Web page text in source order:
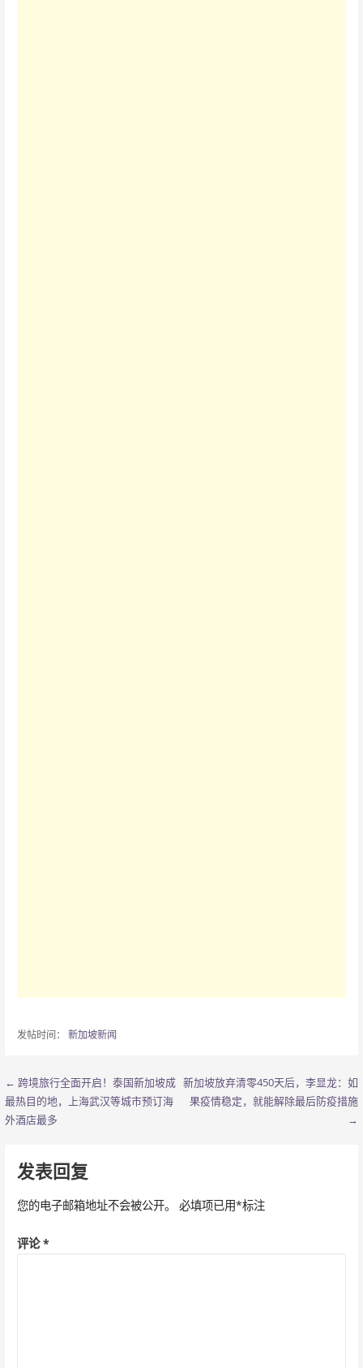
发帖时间： 新加坡新闻
文
章
航
← 跨境旅行全面开启！泰国新加坡成
最热目的地，上海武汉等城市预订海
外酒店最多
新加坡放弃清零450天后，李显龙：如
果疫情稳定，就能解除最后防疫措施
→
发表回复
您的电子邮箱地址不会被公开。 必填项已用*标注
评论*